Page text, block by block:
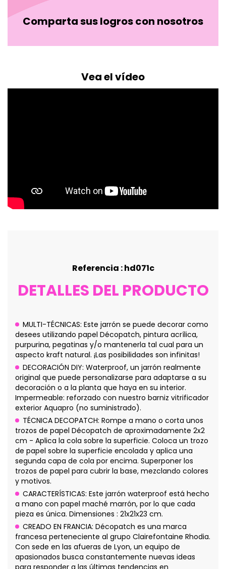
Comparta sus logros con nosotros
Vea el vídeo
Referencia : hd071c
DETALLES DEL PRODUCTO
MULTI-TÉCNICAS: Este jarrón se puede decorar como
desees utilizando papel Décopatch, pintura acrílica,
purpurina, pegatinas y/o mantenerla tal cual para un
aspecto kraft natural. ¡Las posibilidades son infinitas!
DECORACIÓN DIY: Waterproof, un jarrón realmente
original que puede personalizarse para adaptarse a su
decoración o a la planta que haya en su interior.
Impermeable: reforzado con nuestro barniz vitrificador
exterior Aquapro (no suministrado).
TÉCNICA DECOPATCH: Rompe a mano o corta unos
trozos de papel Décopatch de aproximadamente 2x2
cm - Aplica la cola sobre la superficie. Coloca un trozo
de papel sobre la superficie encolada y aplica una
segunda capa de cola por encima. Superponer los
trozos de papel para cubrir la base, mezclando colores
y motivos.
CARACTERÍSTICAS: Este jarrón waterproof está hecho
a mano con papel maché marrón, por lo que cada
pieza es única. Dimensiones : 21x21x23 cm.
CREADO EN FRANCIA: Décopatch es una marca
francesa perteneciente al grupo Clairefontaine Rhodia.
Con sede en las afueras de Lyon, un equipo de
apasionados busca constantemente nuevas ideas